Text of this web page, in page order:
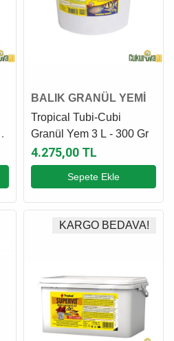
BALIK GRANÜL YEMİ
Tropical Tubi-Cubi
Granül Yem 3 L - 300 Gr
4.275,00 TL
Sepete Ekle
KARGO BEDAVA!